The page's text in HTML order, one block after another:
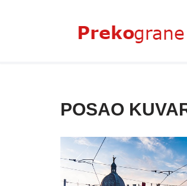
POSAO